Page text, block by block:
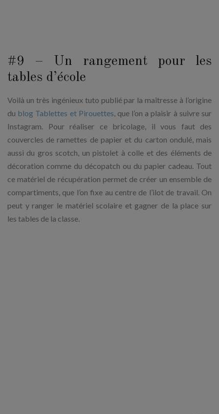
#9 – Un rangement pour les
tables d’école
Voilà un très ingénieux tuto publié par la maîtresse à l’origine
du blog Tablettes et Pirouettes, que l’on a plaisir à suivre sur
Instagram. Pour réaliser ce bricolage, il vous faut des
couvercles de ramettes de papier et du carton ondulé, mais
aussi du gros scotch, un pistolet à colle et des éléments de
décoration comme du décopatch ou du papier cadeau. Tout
ce matériel de récupération permet de créer un ensemble de
compartiments, que l’on fixe au centre de l’ilot de travail. On
peut y ranger le matériel scolaire et gagner de la place sur
les tables de la classe.